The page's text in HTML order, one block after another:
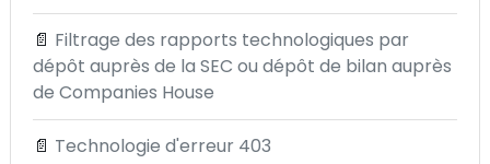
📄 Filtrage des rapports technologiques par
dépôt auprès de la SEC ou dépôt de bilan auprès
de Companies House
📄 Technologie d'erreur 403